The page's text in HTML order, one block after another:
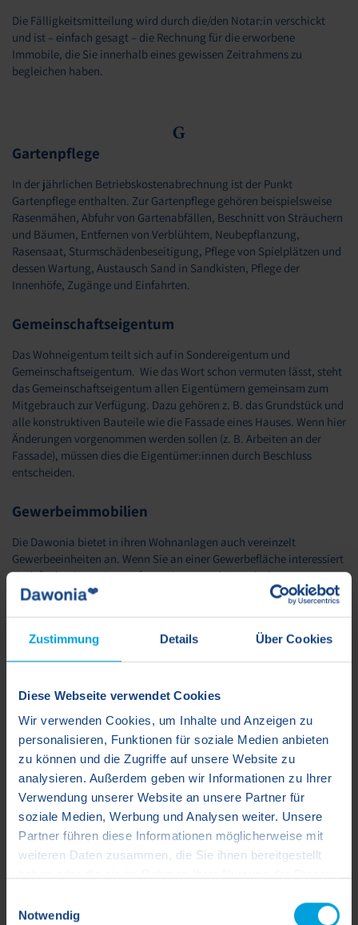
Zustimmung Details Über Cookies
Diese Webseite verwendet Cookies
Wir verwenden Cookies, um Inhalte und Anzeigen zu
personalisieren, Funktionen für soziale Medien anbieten
zu können und die Zugriffe auf unsere Website zu
analysieren. Außerdem geben wir Informationen zu Ihrer
Verwendung unserer Website an unsere Partner für
soziale Medien, Werbung und Analysen weiter. Unsere
Partner führen diese Informationen möglicherweise mit
weiteren Daten zusammen, die Sie ihnen bereitgestellt
Notwendig
Die Fälligkeitsmitteilung wird durch die/den Notar:in verschickt
und ist – einfach gesagt – die Rechnung für die erworbene
Immobile, die Sie innerhalb eines gewissen Zeitrahmens zu
begleichen haben.
G
Gartenpflege
In der jährlichen Betriebskostenabrechnung ist der Punkt
Gartenpflege enthalten. Zur Gartenpflege gehören beispielsweise
Rasenmähen, Abfuhr von Gartenabfällen, Beschnitt von Sträuchern
und Bäumen, Entfernen von Verblühtem, Neubepflanzung,
Rasensaat, Sturmschädenbeseitigung, Pflege von Spielplätzen und
dessen Wartung, Austausch Sand in Sandkisten, Pflege der
Innenhöfe, Zugänge und Einfahrten.
Gemeinschaftseigentum
Das Wohneigentum teilt sich auf in Sondereigentum und
Gemeinschaftseigentum. Wie das Wort schon vermuten lässt, steht
das Gemeinschaftseigentum allen Eigentümern gemeinsam zum
Mitgebrauch zur Verfügung. Dazu gehören z. B. das Grundstück und
alle konstruktiven Bauteile wie die Fassade eines Hauses. Wenn hier
Änderungen vorgenommen werden sollen (z. B. Arbeiten an der
Fassade), müssen dies die Eigentümer:innen durch Beschluss
entscheiden.
Gewerbeimmobilien
Die Dawonia bietet in ihren Wohnanlagen auch vereinzelt
Gewerbeeinheiten an. Wenn Sie an einer Gewerbefläche interessiert
sind, finden Sie weitere Informationen und Kontaktdaten
hier:Gewerbeflächen
Schauen Sie doch gleich mal auf unserer Gewerbe-Seiten nach, ob
eine passende Gewerbefläche für Sie frei ist. Gerne beraten wir Sie
Grundbuch
Das Grundbuch ist ein öffentliches, amtliches Verzeichnis, das bei
einer Abteilung des zuständigen Amtsgerichts, dem Grundbuchamt,
geführt wird. Im Grundbuch sind alle Eigentumsverhältnisse an
allen Immobilien und Grundstücken festgehalten. Das jeweilige
Grundbuch wird bei jedem Verkauf wieder auf die/den neue:n
Eigentümer:in geändert. Auch Eintragungen wie Dienstbarkeit
werden hier geändert.
Grunderwerbsteuer
anderen Immobilie an. Die Höhe wird von den Bundesländern